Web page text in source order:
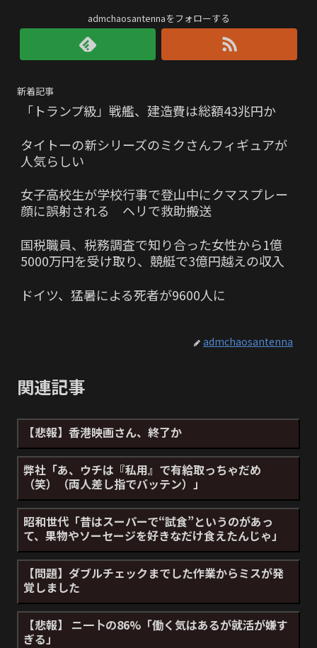
admchaosantennaをフォローする
新着記事
「トランプ級」戦艦、建造費は総額43兆円か
タイトーの新シリーズのミクさんフィギュアが
人気らしい
女子高校生が学校行事で登山中にクマスプレー
顔に誤射される ヘリで救助搬送
国税職員、税務調査で知り合った女性から1億
5000万円を受け取り、競艇で3億円越えの収入
ドイツ、猛暑による死者が9600人に
admchaosantenna
関連記事
【悲報】香港映画さん、終了か
弊社「あ、ウチは『私用』で有給取っちゃだめ
（笑）（両人差し指でバッテン）」
昭和世代「昔はスーパーで“試食”というのがあっ
て、果物やソーセージを好きなだけ食えたんじゃ」
【問題】ダブルチェックまでした作業からミスが発
覚しました
【悲報】 ニ一卜の86%「働く気はあるが就活が嫌す
ぎる」